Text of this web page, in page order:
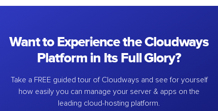
Want to Experience the Cloudways
Platform in Its Full Glory?
Take a FREE guided tour of Cloudways and see for yourself
how easily you can manage your server & apps on the
leading cloud-hosting platform.